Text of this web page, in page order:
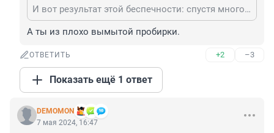
И вот результат этой беспечности: спустя много лет среди комментаторов Фонтанки появился ты.
А ты из плохо вымытой пробирки.
ОТВЕТИТЬ +2 –3
Показать ещё 1 ответ
DEMOMON
7 мая 2024, 16:47